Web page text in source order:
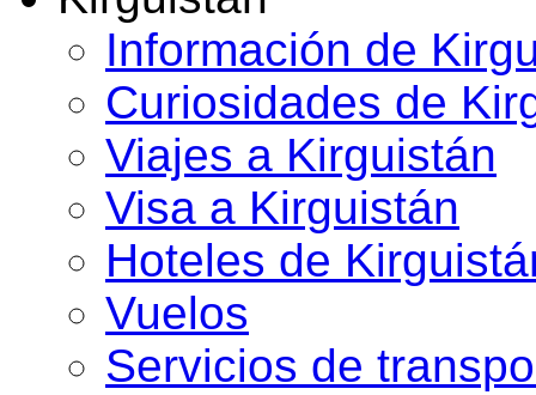
Información de
Curiosidades de
Viajes a Kirguistán
Visa a Kirguistán
Hoteles de
Vuelos
Servicios de